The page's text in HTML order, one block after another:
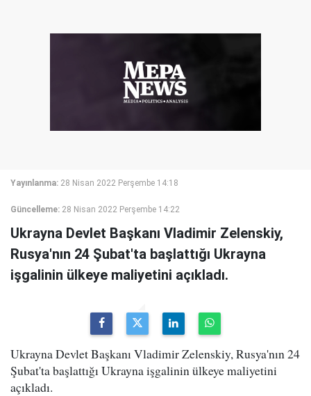
Yayınlanma: 28 Nisan 2022 Perşembe 14:18
Güncelleme: 28 Nisan 2022 Perşembe 14:22
Ukrayna Devlet Başkanı Vladimir Zelenskiy,
Rusya'nın 24 Şubat'ta başlattığı Ukrayna
işgalinin ülkeye maliyetini açıkladı.
Ukrayna Devlet Başkanı Vladimir Zelenskiy, Rusya'nın 24
Şubat'ta başlattığı Ukrayna işgalinin ülkeye maliyetini
açıkladı.